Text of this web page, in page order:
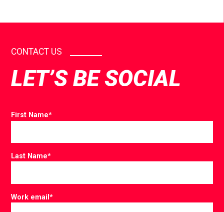
CONTACT US
LET’S BE SOCIAL
First Name*
Last Name*
Work email*